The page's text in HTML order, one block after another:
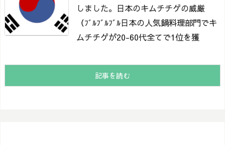
しました。 日本のキムチチゲの威厳
（ﾌﾞﾙﾌﾞﾙﾌﾞﾙ日本の人気鍋料理部門でキ
ムチチゲが20-60代全てで1位を獲
記事を読む